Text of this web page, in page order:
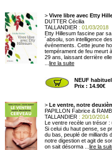
> Vivre libre avec Etty
DUTTER Cécilia
TALLANDIER : 01/03/2018
Etty Hillesum fascine par
´absolu, son intelligence
événements. Cette jeune
tempérament de feu meurt
29 ans, laissant derrière
lire la suite
NEUF
Prix : 14.90€
> Le ventre, notre
PAPILLON Fabrice &
TALLANDIER : 20/10/2014
Le ventre recèle un trésor :
Si celui du haut pense, se
du bas, peuplé de milliards
notre digestion et agit de
on sait désorma ... lire la